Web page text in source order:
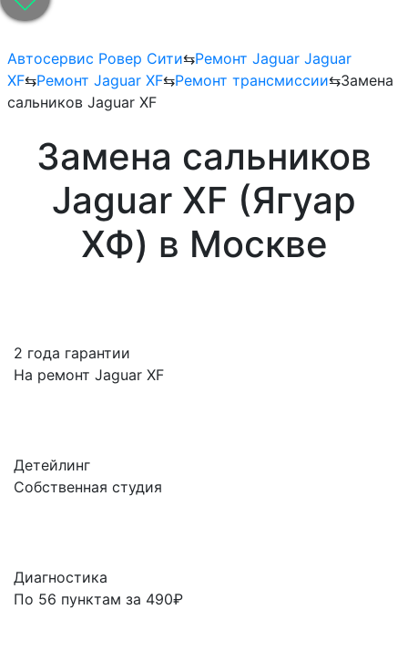
Автосервис Ровер Сити⇆Ремонт Jaguar Jaguar
XF⇆Ремонт Jaguar XF⇆Ремонт трансмиссии⇆Замена
сальников Jaguar XF
Замена сальников
Jaguar XF (Ягуар
ХФ) в Москве
2 года гарантии
На ремонт Jaguar XF
Детейлинг
Собственная студия
Диагностика
По 56 пунктам за 490₽